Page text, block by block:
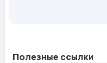
Полезные ссылки